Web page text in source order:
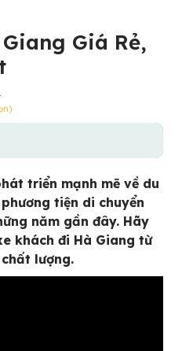
Giá Rẻ,
triển mạnh mẽ về du
tiện di chuyển
năm gần đây. Hãy
khách đi Hà Giang từ
lượng.